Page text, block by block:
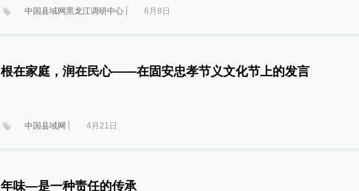
中国县域网黑龙江调研中心 6月8日
根在家庭，润在民心——在固安忠孝节义文化节上的发言
中国县域网 4月21日
年味—是一种责任的传承